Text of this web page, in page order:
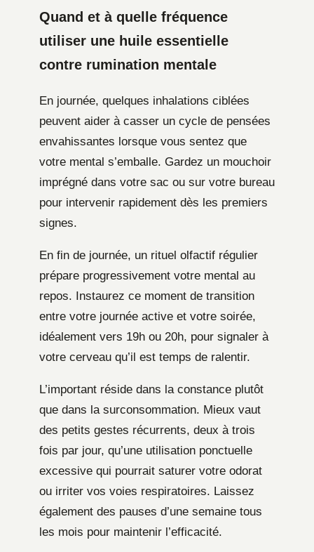
Quand et à quelle fréquence
utiliser une huile essentielle
contre rumination mentale
En journée, quelques inhalations ciblées
peuvent aider à casser un cycle de pensées
envahissantes lorsque vous sentez que
votre mental s’emballe. Gardez un mouchoir
imprégné dans votre sac ou sur votre bureau
pour intervenir rapidement dès les premiers
signes.
En fin de journée, un rituel olfactif régulier
prépare progressivement votre mental au
repos. Instaurez ce moment de transition
entre votre journée active et votre soirée,
idéalement vers 19h ou 20h, pour signaler à
votre cerveau qu’il est temps de ralentir.
L’important réside dans la constance plutôt
que dans la surconsommation. Mieux vaut
des petits gestes récurrents, deux à trois
fois par jour, qu’une utilisation ponctuelle
excessive qui pourrait saturer votre odorat
ou irriter vos voies respiratoires. Laissez
également des pauses d’une semaine tous
les mois pour maintenir l’efficacité.